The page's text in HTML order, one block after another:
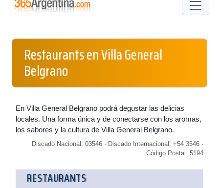
Restaurants en Villa General
Belgrano
En Villa General Belgrano podrá degustar las delicias
locales. Una forma única y de conectarse con los aromas,
los sabores y la cultura de Villa General Belgrano.
Discado Nacional: 03546 · Discado Internacional: +54 3546 ·
Código Postal: 5194
RESTAURANTS